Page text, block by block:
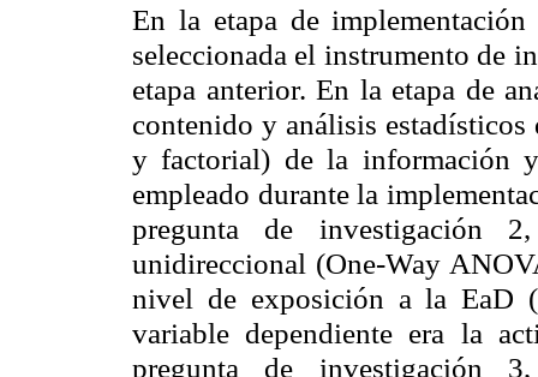
En la etapa de
seleccionada el instrumento de
etapa anterior. En la etapa de
contenido y análisis
y factorial) de la información
empleado durante la
pregunta de investigación
unidireccional (One-Way
nivel de exposición a la EaD
variable dependiente era la
pregunta de investigación